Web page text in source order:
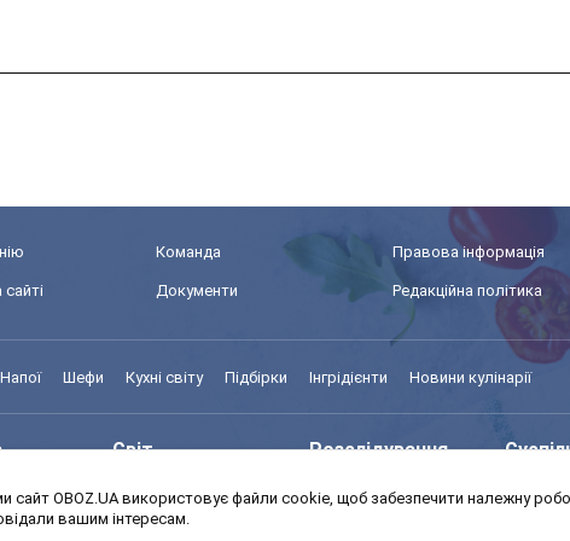
Команда Правова інформація
Документи Редакційна політика
Напої Шефи Кухні світу Підбірки Інгрідієнти Новини кулінарії
Світ Розслідування
Моя школа Авто
сайт OBOZ.UA використовує файли cookie, щоб забезпечити належну
вашим інтересам.